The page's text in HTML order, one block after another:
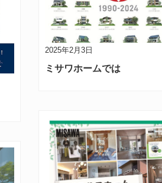
2025年2月3日
ミサワホームでは